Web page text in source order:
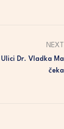
NEXT
Dr. Vladka Ma
Čeka